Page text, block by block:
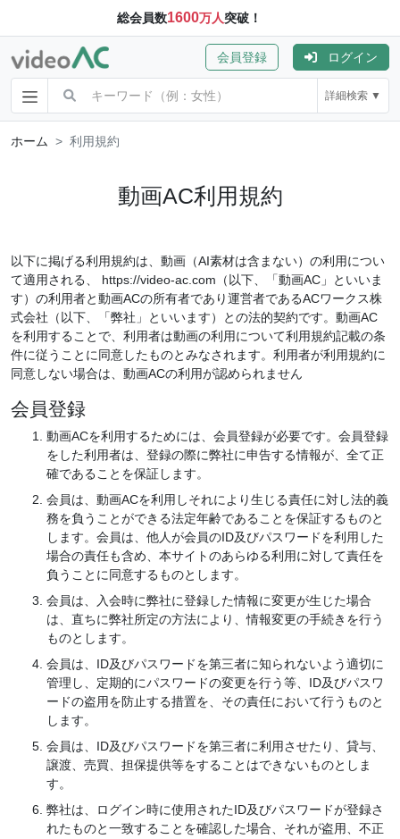
総会員数1600万人突破！
会員登録 ログイン
詳細検索 ▼
ホーム 利用規約
動画AC利用規約
以下に掲げる利用規約は、動画（AI素材は含まない）の利用につい
て適用される、 https://video-ac.com （以下、「動画AC」といいま
す）の利用者と動画ACの所有者であり運営者であるACワークス株
式会社（以下、「弊社」といいます）との法的契約です。動画AC
を利用することで、利用者は動画の利用について利用規約記載の条
件に従うことに同意したものとみなされます。利用者が利用規約に
同意しない場合は、動画ACの利用が認められません
会員登録
動画ACを利用するためには、会員登録が必要です。会員登録
をした利用者は、登録の際に弊社に申告する情報が、全て正
確であることを保証します。
会員は、動画ACを利用しそれにより生じる責任に対し法的義
務を負うことができる法定年齢であることを保証するものと
します。会員は、他人が会員のID及びパスワードを利用した
場合の責任も含め、本サイトのあらゆる利用に対して責任を
負うことに同意するものとします。
会員は、入会時に弊社に登録した情報に変更が生じた場合
は、直ちに弊社所定の方法により、情報変更の手続きを行う
ものとします。
会員は、ID及びパスワードを第三者に知られないよう適切に
管理し、定期的にパスワードの変更を行う等、ID及びパスワ
ードの盗用を防止する措置を、その責任において行うものと
します。
会員は、ID及びパスワードを第三者に利用させたり、貸与、
譲渡、売買、担保提供等をすることはできないものとしま
す。
弊社は、ログイン時に使用されたID及びパスワードが登録さ
れたものと一致することを確認した場合、それが盗用、不正